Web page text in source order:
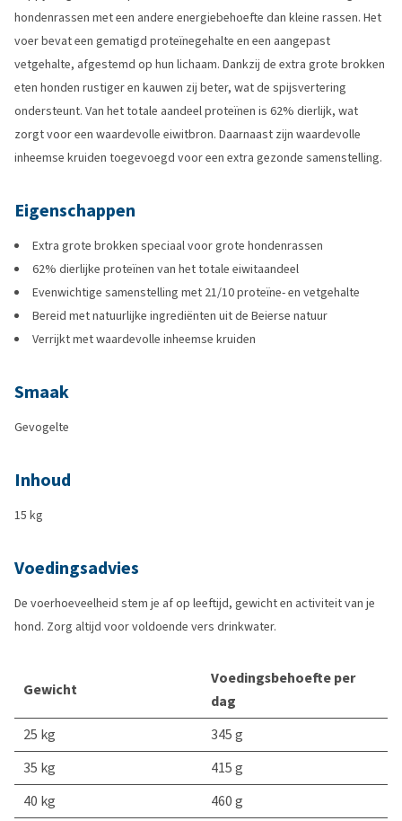
hondenrassen met een andere energiebehoefte dan kleine rassen. Het
voer bevat een gematigd proteïnegehalte en een aangepast
vetgehalte, afgestemd op hun lichaam. Dankzij de extra grote brokken
eten honden rustiger en kauwen zij beter, wat de spijsvertering
ondersteunt. Van het totale aandeel proteïnen is 62% dierlijk, wat
zorgt voor een waardevolle eiwitbron. Daarnaast zijn waardevolle
inheemse kruiden toegevoegd voor een extra gezonde samenstelling.
Eigenschappen
Extra grote brokken speciaal voor grote hondenrassen
62% dierlijke proteïnen van het totale eiwitaandeel
Evenwichtige samenstelling met 21/10 proteïne- en vetgehalte
Bereid met natuurlijke ingrediënten uit de Beierse natuur
Verrijkt met waardevolle inheemse kruiden
Smaak
Gevogelte
Inhoud
15 kg
Voedingsadvies
De voerhoeveelheid stem je af op leeftijd, gewicht en activiteit van je
hond. Zorg altijd voor voldoende vers drinkwater.
Gewicht
Voedingsbehoefte per
dag
25 kg
345 g
35 kg
415 g
40 kg
460 g